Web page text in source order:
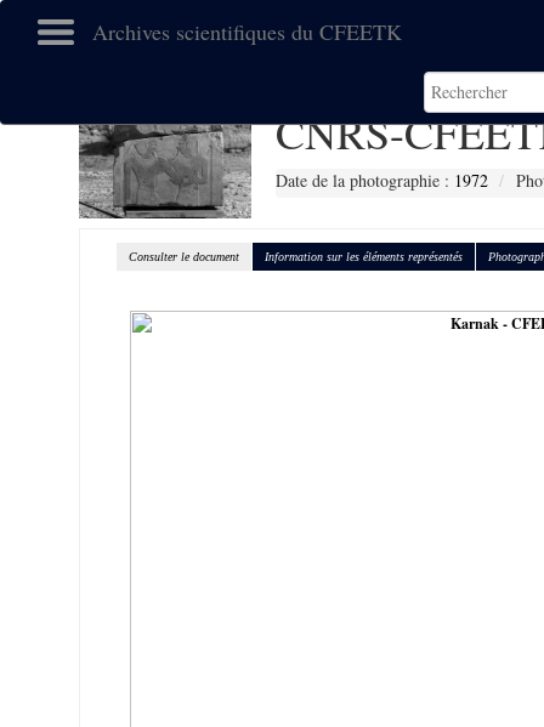
Archives scientifiques du CFEETK
CNRS-
Date de la photographie : 1972
Consulter le document Information sur les éléments représentés